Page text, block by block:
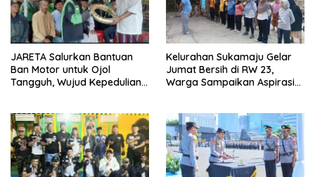
JARETA Salurkan Bantuan
Ban Motor untuk Ojol
Tangguh, Wujud Kepedulian
Kelurahan Sukamaju Gelar
Jumat Bersih di RW 23,
Warga Sampaikan Aspirasi